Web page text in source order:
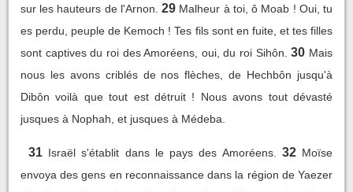
sur les hauteurs de l'Arnon. 29 Malheur à toi, ô Moab ! Oui, tu
es perdu, peuple de Kemoch ! Tes fils sont en fuite, et tes filles
sont captives du roi des Amoréens, oui, du roi Sihôn. 30 Mais
nous les avons criblés de nos flèches, de Hechbôn jusqu'à
Dibôn voilà que tout est détruit ! Nous avons tout dévasté
jusques à Nophah, et jusques à Médeba.
31 Israël s'établit dans le pays des Amoréens. 32 Moïse
envoya des gens en reconnaissance dans la région de Yaezer